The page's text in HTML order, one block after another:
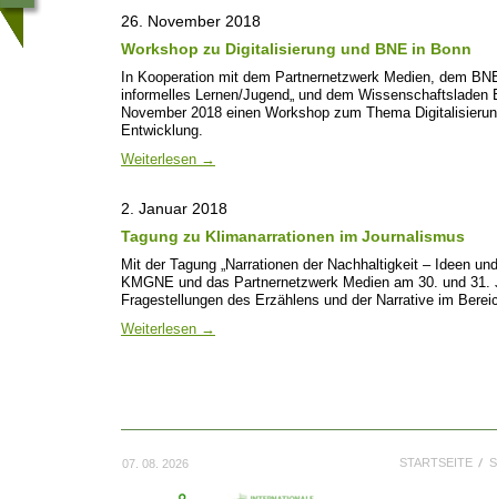
26. November 2018
Workshop zu Digitalisierung und BNE in Bonn
In Kooperation mit dem Partnernetzwerk Medien, dem
informelles Lernen/Jugend„ und dem
November 2018 einen Workshop zum Thema
Entwicklung.
Weiterlesen →
2. Januar 2018
Tagung zu Klimanarrationen im Journalismus
Mit der Tagung „Narrationen der Nachhaltigkeit – Ideen
KMGNE und das Partnernetzwerk Medien am 30. und
Fragestellungen des Erzählens und der Narrative im
Weiterlesen →
07. 08. 2026 STARTSEITE